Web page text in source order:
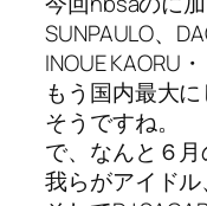
SUNPAULO、
INOUE KAORU
もう国内最大
そうですね。
で、なんと６月
我らがアイドル